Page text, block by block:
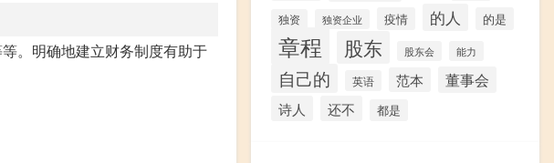
。明确地建立财务制度有助于
独资 独资企业 疫情 的人 的是
章程 股东 股东会 能力
自己的 英语 范本 董事会
诗人 还不 都是